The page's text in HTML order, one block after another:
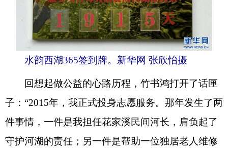
水韵西湖365签到牌。新华网 张欣怡摄
回想起做公益的心路历程，竹书鸿打开了话匣
子：“2015年，我正式投身志愿服务。那年发生了两
件事情，一件是我担任花家溪民间河长，肩负起了
守护河湖的责任；另一件是帮助一位独居老人维修